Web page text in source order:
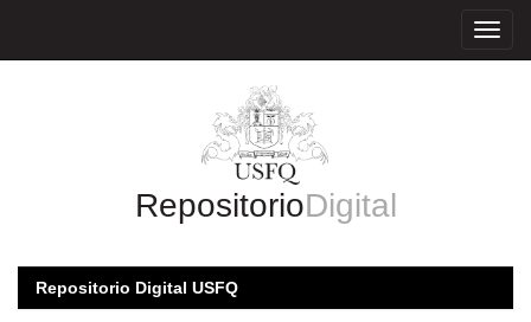
RepositorioDigital
Repositorio Digital USFQ